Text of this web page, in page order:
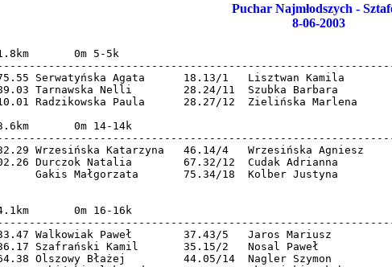
Puchar Najmłodszych -
8-06-2003
0m 5-5k
Serwatyńska Agata      18.13/1   Lisztwan Kamila
Tarnawska Nelli        28.24/11  Szubka Barbara
Radzikowska Paula      28.27/12  Zielińska Marlena
0m 14-14k
Wrzesińska Katarzyna   46.14/4   Wrzesińska Agniesz
Durczok Natalia        67.32/12  Cudak Adrianna
Gakis Małgorzata       75.34/18  Kolber Justyna
0m 16-16k
Walkowiak Paweł        37.43/5   Jaros Mariusz
Szafrański Kamil       35.15/2   Nosal Paweł
Olszowy Błażej         44.05/14  Nagler Szymon